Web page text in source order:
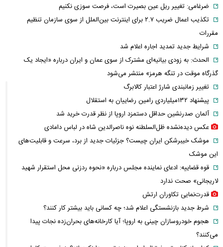
ضرغامی: تغییر ریل عین بصیرت است، فرصت سوزی نکنیم
تکذیب اعمال ضریب ۲.۷ برای اینترنت بین‌الملل از سوی سازمان تنظیم
مقررات
شرایط جدید تمدید اجاره اعلام شد
الحدث: به زودی بیانیه‌ای مشترک از سوی عمان و ایران درباره «ایجاد یک
گذرگاه موقت در تنگه هرمز» منتشر می‌شود
تغییر زمانبندی‌ شارژ اعتبار کالابرگ
پیشنهاد ۱۳۲میلیاردی رامین رضاییان به استقلال
آلمان صدرنشین حداقل دستمزد اروپا از نظر قدرت خرید شد
عکس دیده‌نشده ظل‌السلطنه نوه ناصرالدین شاه در لباس دامادی
موشک خیبرشکن ایران چیست؟ جزئیات جدید از برد، سرعت و قابلیت‌های
این موشک
قوه قضاییه: ادعای نماینده مجلس درباره «نحوه ردزنی محل استقرار شهید
لاریجانی» صحت ندارد
قدرت‌نمایی تکاوران ارتش
شرط جدید بازنشستگی اعلام شد؛ چه کسانی باید بیشتر کار کنند؟
هجوم خودروسازان چینی به اروپا؛ آیا کارخانه‌های بحران‌زده نجات پیدا
می‌کنند؟